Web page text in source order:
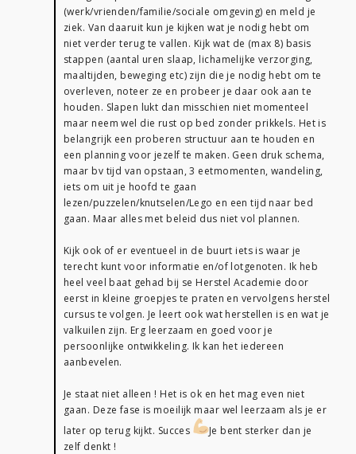
(werk/vrienden/familie/sociale omgeving) en meld je
ziek. Van daaruit kun je kijken wat je nodig hebt om
niet verder terug te vallen. Kijk wat de (max 8) basis
stappen (aantal uren slaap, lichamelijke verzorging,
maaltijden, beweging etc) zijn die je nodig hebt om te
overleven, noteer ze en probeer je daar ook aan te
houden. Slapen lukt dan misschien niet momenteel
maar neem wel die rust op bed zonder prikkels. Het is
belangrijk een proberen structuur aan te houden en
een planning voor jezelf te maken. Geen druk schema,
maar bv tijd van opstaan, 3 eetmomenten, wandeling,
iets om uit je hoofd te gaan
lezen/puzzelen/knutselen/Lego en een tijd naar bed
gaan. Maar alles met beleid dus niet vol plannen.
Kijk ook of er eventueel in de buurt iets is waar je
terecht kunt voor informatie en/of lotgenoten. Ik heb
heel veel baat gehad bij se Herstel Academie door
eerst in kleine groepjes te praten en vervolgens herstel
cursus te volgen. Je leert ook wat herstellen is en wat je
valkuilen zijn. Erg leerzaam en goed voor je
persoonlijke ontwikkeling. Ik kan het iedereen
aanbevelen.
Je staat niet alleen ! Het is ok en het mag even niet
gaan. Deze fase is moeilijk maar wel leerzaam als je er
later op terug kijkt. Succes
Je bent sterker dan je
zelf denkt !